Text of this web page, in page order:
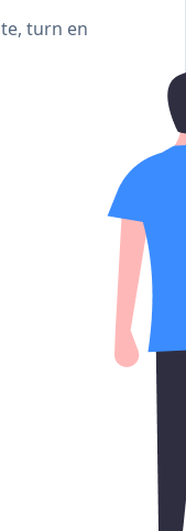
turn en